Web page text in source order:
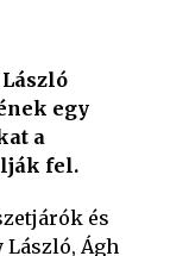
egy
a
fel.
és
Ágh